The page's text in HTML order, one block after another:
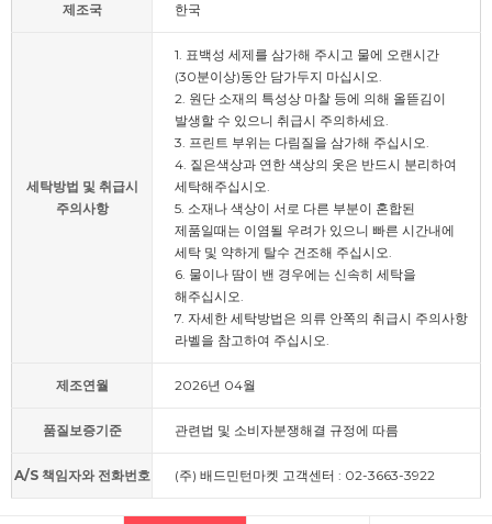
제조국 한국
세탁방법 및 취급시
주의사항
1. 표백성 세제를 삼가해 주시고 물에 오랜시간
(30분이상)동안 담가두지 마십시오.
2. 원단 소재의 특성상 마찰 등에 의해 올뜯김이
발생할 수 있으니 취급시 주의하세요.
3. 프린트 부위는 다림질을 삼가해 주십시오.
4. 짙은색상과 연한 색상의 옷은 반드시 분리하여
세탁해주십시오.
5. 소재나 색상이 서로 다른 부분이 혼합된
제품일때는 이염될 우려가 있으니 빠른 시간내에
세탁 및 약하게 탈수 건조해 주십시오.
6. 물이나 땀이 밴 경우에는 신속히 세탁을
해주십시오.
7. 자세한 세탁방법은 의류 안쪽의 취급시 주의사항
라벨을 참고하여 주십시오.
제조연월 2026년 04월
품질보증기준 관련법 및 소비자분쟁해결 규정에 따름
A/S 책임자와 전화번호 (주) 배드민턴마켓 고객센터 : 02-3663-3922